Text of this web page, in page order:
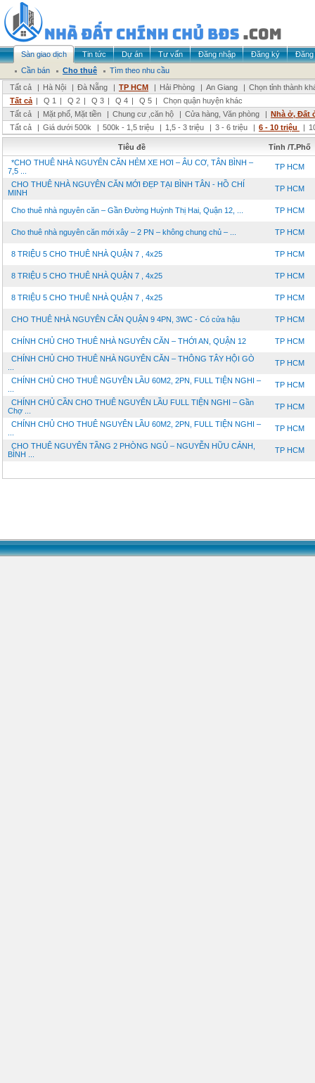
Sàn giao dịch Tin tức Dự án Tư vấn Đăng nhập Đăng ký
Đăng
Cần bán
Cho thuê
Tìm theo nhu cầu
Tất cả
| Hà Nội | Đà Nẵng | TP HCM | Hải Phòng | An Giang | Chọn tỉnh thành
Tất cả | Q 1 | Q 2 | Q 3 | Q 4 | Q 5 |
Chọn quận huyện khác
Tất cả
| Mặt phố, Mặt tiền | Chung cư ,căn hộ | Cửa hàng, Văn phòng | Nhà ở, Đất
Tất cả
| Giá dưới 500k | 500k - 1,5 triệu | 1,5 - 3 triệu | 3 - 6 triệu | 6 - 10 triệu |
Tiêu đề
Tỉnh /T.Phố
*CHO THUÊ NHÀ NGUYÊN CĂN HẺM XE HƠI – ÂU CƠ, TÂN BÌNH –
7,5 ...
TP HCM
CHO THUÊ NHÀ NGUYÊN CĂN MỚI ĐẸP TẠI BÌNH TÂN - HỒ CHÍ
MINH
TP HCM
Cho thuê nhà nguyên căn – Gần Đường Huỳnh Thị Hai, Quận 12, ... TP HCM
Cho thuê nhà nguyên căn mới xây – 2 PN – không chung chủ – ... TP HCM
8 TRIỆU 5 CHO THUÊ NHÀ QUẬN 7 , 4x25 TP HCM
8 TRIỆU 5 CHO THUÊ NHÀ QUẬN 7 , 4x25 TP HCM
8 TRIỆU 5 CHO THUÊ NHÀ QUẬN 7 , 4x25 TP HCM
CHO THUÊ NHÀ NGUYÊN CĂN QUẬN 9 4PN, 3WC - Có cửa hậu TP HCM
CHÍNH CHỦ CHO THUÊ NHÀ NGUYÊN CĂN – THỚI AN, QUẬN 12 TP HCM
CHÍNH CHỦ CHO THUÊ NHÀ NGUYÊN CĂN – THÔNG TÂY HỘI GÒ
TP HCM
CHÍNH CHỦ CHO THUÊ NGUYÊN LẦU 60M2, 2PN, FULL TIỆN NGHI –
TP HCM
CHÍNH CHỦ CẦN CHO THUÊ NGUYÊN LẦU FULL TIỆN NGHI – Gần
Chợ ...
TP HCM
CHÍNH CHỦ CHO THUÊ NGUYÊN LẦU 60M2, 2PN, FULL TIỆN NGHI –
TP HCM
CHO THUÊ NGUYÊN TẦNG 2 PHÒNG NGỦ – NGUYỄN HỮU CẢNH,
BÌNH ...
TP HCM